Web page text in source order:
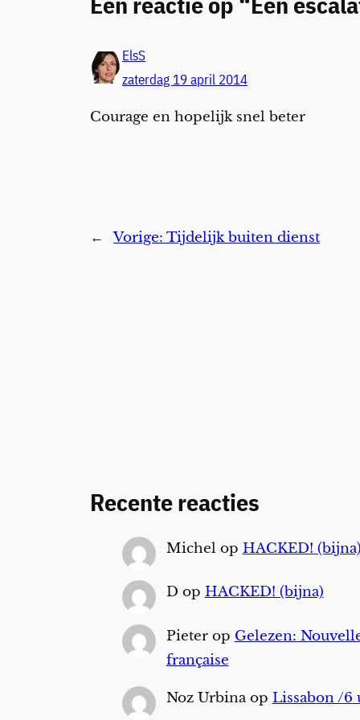
ElsS
zaterdag 19 april 2014
Courage en hopelijk snel beter
← Vorige: Tijdelijk buiten dienst
Recente reacties
Michel op HACKED!
D op HACKED! (bijna)
Pieterop Gelezen:
française
Noz Urbinaop Lissabon /6